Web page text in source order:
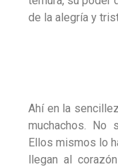
de la alegría y
Ahí en la
muchachos. No
Ellos mismos lo
llegan al